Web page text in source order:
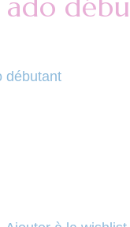
débutant